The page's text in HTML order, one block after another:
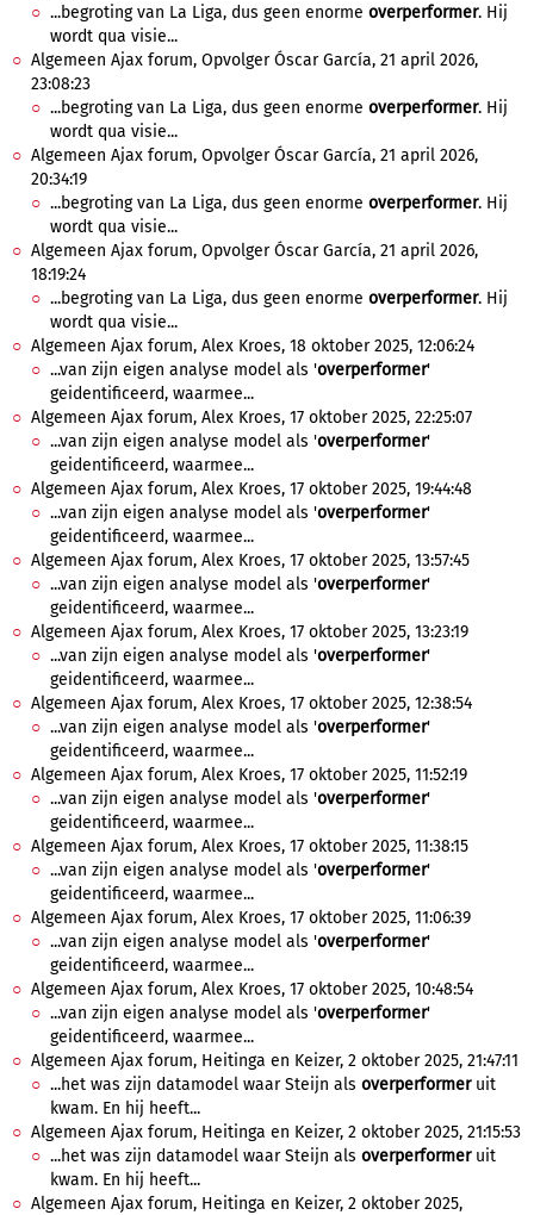
...begroting van La Liga, dus geen enorme overperformer. Hij
wordt qua visie...
Algemeen Ajax forum, Opvolger Óscar García, 21 april 2026,
23:08:23
...begroting van La Liga, dus geen enorme overperformer. Hij
wordt qua visie...
Algemeen Ajax forum, Opvolger Óscar García, 21 april 2026,
20:34:19
...begroting van La Liga, dus geen enorme overperformer. Hij
wordt qua visie...
Algemeen Ajax forum, Opvolger Óscar García, 21 april 2026,
18:19:24
...begroting van La Liga, dus geen enorme overperformer. Hij
wordt qua visie...
Algemeen Ajax forum, Alex Kroes, 18 oktober 2025, 12:06:24
...van zijn eigen analyse model als 'overperformer'
geidentificeerd, waarmee...
Algemeen Ajax forum, Alex Kroes, 17 oktober 2025, 22:25:07
...van zijn eigen analyse model als 'overperformer'
geidentificeerd, waarmee...
Algemeen Ajax forum, Alex Kroes, 17 oktober 2025, 19:44:48
...van zijn eigen analyse model als 'overperformer'
geidentificeerd, waarmee...
Algemeen Ajax forum, Alex Kroes, 17 oktober 2025, 13:57:45
...van zijn eigen analyse model als 'overperformer'
geidentificeerd, waarmee...
Algemeen Ajax forum, Alex Kroes, 17 oktober 2025, 13:23:19
...van zijn eigen analyse model als 'overperformer'
geidentificeerd, waarmee...
Algemeen Ajax forum, Alex Kroes, 17 oktober 2025, 12:38:54
...van zijn eigen analyse model als 'overperformer'
geidentificeerd, waarmee...
Algemeen Ajax forum, Alex Kroes, 17 oktober 2025, 11:52:19
...van zijn eigen analyse model als 'overperformer'
geidentificeerd, waarmee...
Algemeen Ajax forum, Alex Kroes, 17 oktober 2025, 11:38:15
...van zijn eigen analyse model als 'overperformer'
geidentificeerd, waarmee...
Algemeen Ajax forum, Alex Kroes, 17 oktober 2025, 11:06:39
...van zijn eigen analyse model als 'overperformer'
geidentificeerd, waarmee...
Algemeen Ajax forum, Alex Kroes, 17 oktober 2025, 10:48:54
...van zijn eigen analyse model als 'overperformer'
geidentificeerd, waarmee...
Algemeen Ajax forum, Heitinga en Keizer, 2 oktober 2025, 21:47:11
...het was zijn datamodel waar Steijn als overperformeruit
kwam. En hij heeft...
Algemeen Ajax forum, Heitinga en Keizer, 2 oktober 2025, 21:15:53
...het was zijn datamodel waar Steijn als overperformeruit
kwam. En hij heeft...
Algemeen Ajax forum, Heitinga en Keizer, 2 oktober 2025,